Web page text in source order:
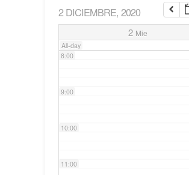
2 DICIEMBRE, 2020
2 Mie
All-day
7:00
8:00
9:00
10:00
11:00